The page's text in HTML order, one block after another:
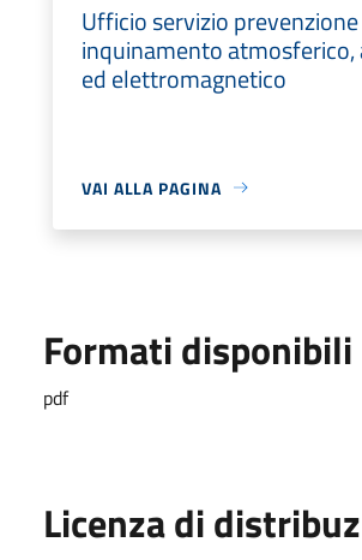
Ufficio servizio prevenzione
inquinamento atmosferico,
ed elettromagnetico
VAI ALLA PAGINA
Formati disponibili
pdf
Licenza di